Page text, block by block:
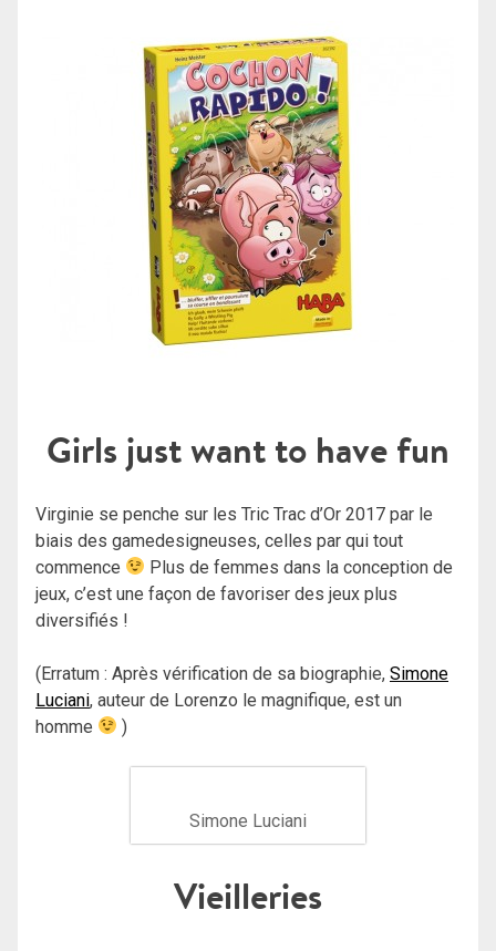
Girls just want to have fun
Virginie se penche sur les Tric Trac d’Or 2017 par le
biais des gamedesigneuses, celles par qui tout
commence
Plus de femmes dans la conception de
jeux, c’est une façon de favoriser des jeux plus
diversifiés !
(Erratum : Après vérification de sa biographie, Simone
Luciani, auteur de Lorenzo le magnifique, est un
homme
)
Simone Luciani
Vieilleries